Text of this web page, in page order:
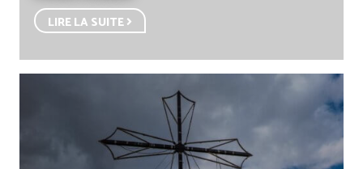
LIRE LA SUITE